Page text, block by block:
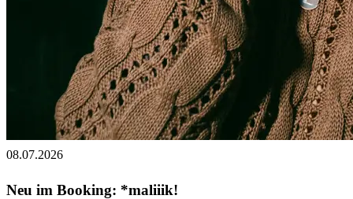
08.07.2026
Neu im Booking: *maliiik!